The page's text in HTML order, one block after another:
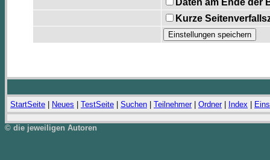
Daten am Ende der
Kurze
StartSeite Neues TestSeite Suchen Teilnehmer| Ordner| Index
© die jeweiligen Autoren